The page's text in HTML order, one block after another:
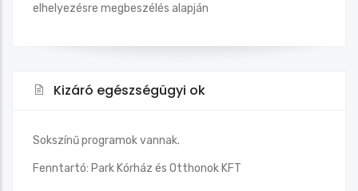
elhelyezésre megbeszélés alapján
Kizáró egészségügyi ok
Sokszínű programok vannak.
Fenntartó: Park Kórház és Otthonok KFT